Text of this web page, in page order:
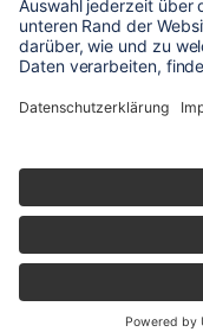
* Alle Preise verstehen
Unser Shop-
** LP =
Mitarbeitern bearbeitet.
Produktabbildungen von
der vorrätigen Ware
© 2026